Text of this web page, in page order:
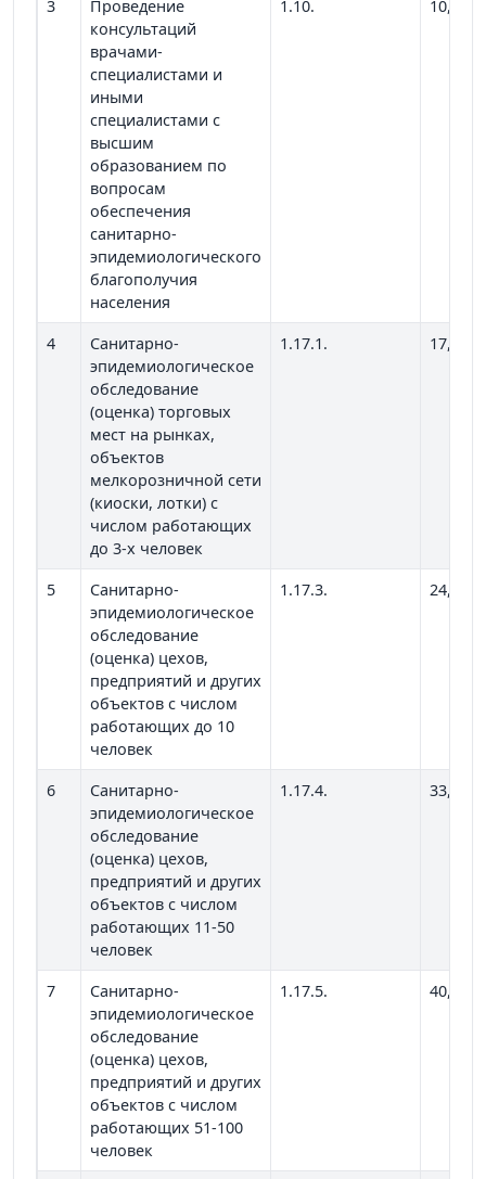
3
Проведение
консультаций
врачами-
специалистами и
иными
специалистами с
высшим
образованием по
вопросам
обеспечения
санитарно-
эпидемиологического
благополучия
населения
1.10. 10,00
4
Санитарно-
эпидемиологическое
обследование
(оценка) торговых
мест на рынках,
объектов
мелкорозничной сети
(киоски, лотки) с
числом работающих
до 3-х человек
1.17.1. 17,81
5
Санитарно-
эпидемиологическое
обследование
(оценка) цехов,
предприятий и других
объектов с числом
работающих до 10
человек
1.17.3. 24,47
6
Санитарно-
эпидемиологическое
обследование
(оценка) цехов,
предприятий и других
объектов с числом
работающих 11-50
человек
1.17.4. 33,37
7
Санитарно-
эпидемиологическое
обследование
(оценка) цехов,
предприятий и других
объектов с числом
работающих 51-100
человек
1.17.5. 40,04